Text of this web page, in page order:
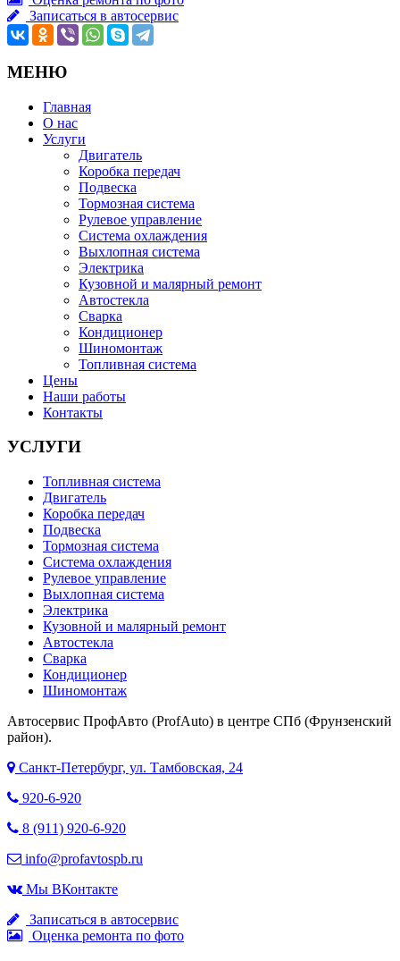
Записаться в автосервис
МЕНЮ
Главная
О нас
Услуги
Двигатель
Коробка передач
Подвеска
Тормозная система
Рулевое управление
Система охлаждения
Выхлопная система
Электрика
Кузовной и малярный ремонт
Автостекла
Сварка
Кондиционер
Шиномонтаж
Топливная система
Цены
Наши работы
Контакты
УСЛУГИ
Топливная система
Двигатель
Коробка передач
Подвеска
Тормозная система
Система охлаждения
Рулевое управление
Выхлопная система
Электрика
Кузовной и малярный ремонт
Автостекла
Сварка
Кондиционер
Шиномонтаж
Автосервис ПрофАвто (ProfAuto) в центре СПб (Фрунзенский
район).
Санкт-Петербург, ул. Тамбовская, 24
920-6-920
8 (911) 920-6-920
info@profavtospb.ru
Мы ВКонтакте
Записаться в автосервис
Оценка ремонта по фото